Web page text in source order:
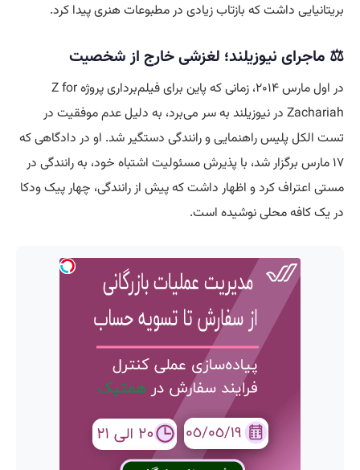
بریتانیایی داشت که بازتاب زیادی در مطبوعات هنری پیدا کرد.
⚖️ ماجرای نیوزیلند؛ لغزشی خارج از شخصیت
در اول مارس ۲۰۱۴، زمانی که پاین برای فیلم‌برداری پروژه Z for
Zachariah در نیوزیلند به سر می‌برد، به دلیل عدم موفقیت در
تست الکل پلیس راهنمایی و رانندگی دستگیر شد. او در دادگاهی که
۱۷ مارس برگزار شد، با پذیرش مسئولیت اشتباه خود، به رانندگی در
مستی اعتراف کرد و اظهار داشت که پیش از رانندگی، چهار پیک ودکا
در یک کافه محلی نوشیده است.